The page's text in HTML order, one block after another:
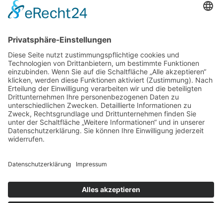
Jedes Kind wertschätzen!
Artikel
Artikel 2018
Artikel 2017
Artikel 2016
Artikel 2015
Artikel 2014
Artikel 2013
Artikel 2012
Artikel bis 2011
Artikel zum Download - Religion
Artikel zum Download
Autorenrunden
Individuelle Lernwege Teil II A
Individuelle Lernwege Teil II B
Weitere Bücher Deutsch